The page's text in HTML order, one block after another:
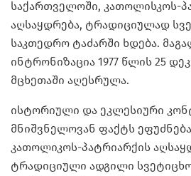
საქართველოში, კათოლისკოს-
აღსაყდრება, ტრადიციულად
საკთედრო ტაძარში ხდება.
ინტრონიზაცია 1977 წლის 25
მცხეთაში აღესრულა.
ისტორიული და ეკლესიური
მნიშვნელოვან ფაქტს
კათოლიკოს-პატრიარქის
ტრადიციული ადგილი